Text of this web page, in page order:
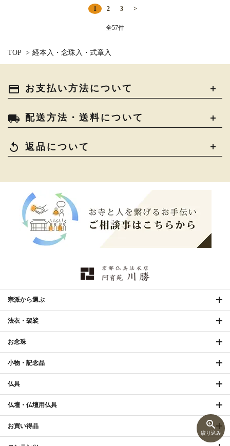
1 2 3 >
全57件
TOP > 経本入・念珠入・式章入
zoom_in
絞り込み
payment お支払い方法について
local_shipping 配送方法・送料について
replay 返品について
宗派から選ぶ
法衣・袈裟
お念珠
小物・記念品
仏具
仏壇・仏壇用仏具
お買い得品